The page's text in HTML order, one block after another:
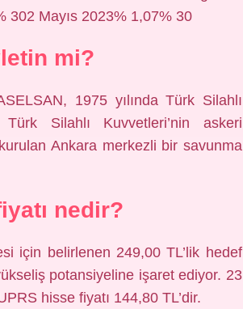
302 Mayıs 2023% 1,07% 30
mi?
1975 yılında Türk Silahlı
Silahlı Kuvvetleri’nin askeri
Ankara merkezli bir savunma
nedir?
için belirlenen 249,00 TL’lik hedef
potansiyeline işaret ediyor. 23
hisse fiyatı 144,80 TL’dir.